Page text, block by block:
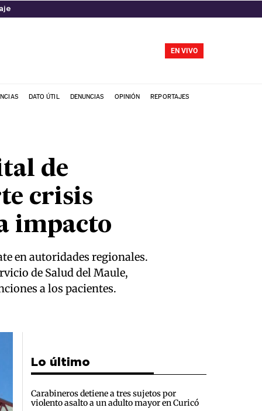
EN VIVO
DATO ÚTIL DENUNCIAS OPINIÓN REPORTAJES
de
crisis
impacto
en autoridades regionales.
de Salud del Maule,
a los pacientes.
Lo último
Carabineros detiene a tres sujetos por
violento asalto a un adulto mayor en Curicó